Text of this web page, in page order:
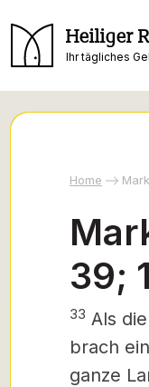
Heiliger
Ihr tägliches
Home
39;
33 Als
brach
ganze